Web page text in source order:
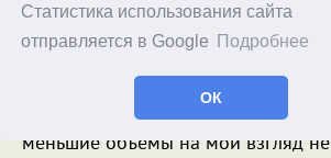
Статистика использования сайта
отправляется в Google
Подробнее
ОК
Купил один на пробу, пришёл за
его тестом Victoria - всё отлично,
погонял в компе - нет проблем.
штучки, на замену в семейные
объём 1Tb оптимальным для
меньшие объёмы на мой взгляд